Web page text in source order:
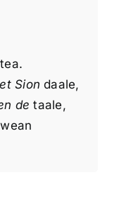
Sion daale,
de taale,
wean